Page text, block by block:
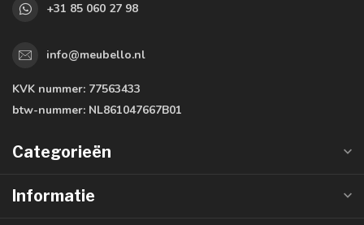
+31 85 060 27 98
info@meubello.nl
KVK nummer: 77563433
btw-nummer: NL861047667B01
Categorieën
Informatie